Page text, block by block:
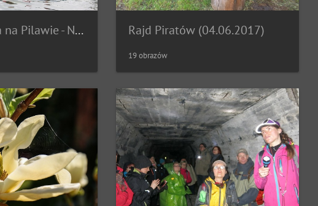
Powitanie lata na Pilawie - Nadarzyce (24.06.2017) Rajd Piratów (04.06.2017)
19 obrazów